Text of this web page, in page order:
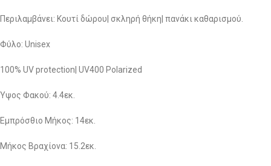
Περιλαμβάνει: Κουτί δώρου| σκληρή θήκη| πανάκι καθαρισμού.
Φύλο: Unisex
100% UV protection| UV400 Polarized
Ύψος Φακού: 4.4εκ.
Eμπρόσθιο Μήκος: 14εκ.
Μήκος Βραχίονα: 15.2εκ.